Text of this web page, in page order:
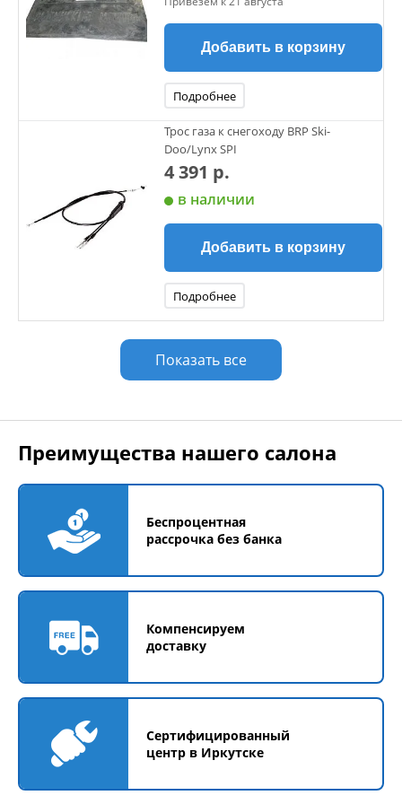
Добавить в корзину
Подробнее
Трос газа к снегоходу BRP Ski-
Doo/Lynx SPI
4 391 р.
в наличии
Добавить в корзину
Подробнее
Показать все
Преимущества нашего салона
Беспроцентная
рассрочка без банка
Компенсируем
доставку
Сертифицированный
центр в Иркутске